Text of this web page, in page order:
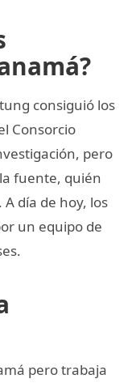
consiguió los
Consorcio
pero
fuente, quién
día de hoy, los
un equipo de
pero trabaja